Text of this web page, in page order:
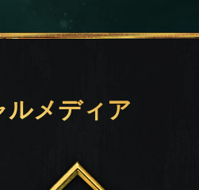
ルメディア